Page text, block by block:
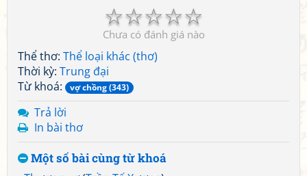
☆
☆
☆
☆
☆
Chưa có đánh giá nào
Thể thơ: Thể loại khác (thơ)
Thời kỳ: Trung đại
Từ khoá:
vợ chồng (343)
Trả lời
In bài thơ
Một số bài cùng từ khoá